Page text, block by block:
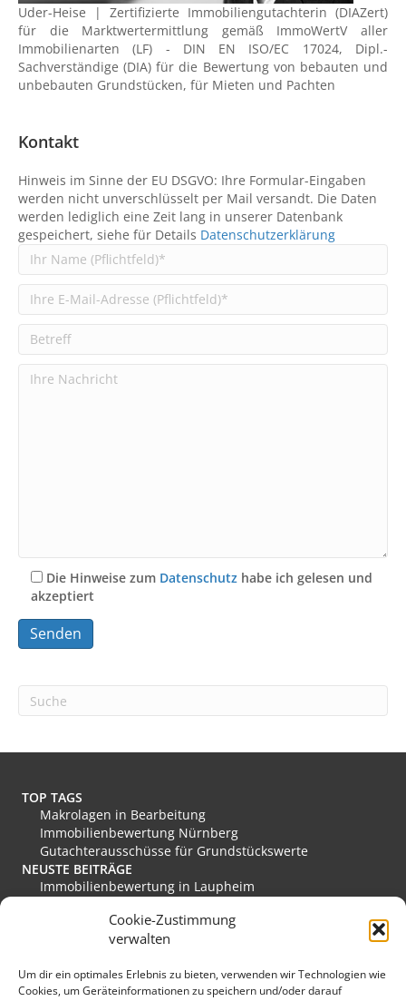
Cookie-Zustimmung
verwalten
Um dir ein optimales Erlebnis zu bieten, verwenden wir Technologien wie
Cookies, um Geräteinformationen zu speichern und/oder darauf
Uder-Heise | Zertifizierte Immobiliengutachterin (DIAZert)
für die Marktwertermittlung gemäß ImmoWertV aller
Immobilienarten (LF) - DIN EN ISO/EC 17024, Dipl.-
Sachverständige (DIA) für die Bewertung von bebauten und
unbebauten Grundstücken, für Mieten und Pachten
Kontakt
Hinweis im Sinne der EU DSGVO: Ihre Formular-Eingaben
werden nicht unverschlüsselt per Mail versandt. Die Daten
werden lediglich eine Zeit lang in unserer Datenbank
gespeichert, siehe für Details Datenschutzerklärung
Die Hinweise zum Datenschutz habe ich gelesen und
akzeptiert
l
e
n
tTOP TAGS
Makrolagen in Bearbeitung
Immobilienbewertung Nürnberg
Gutachterausschüsse für Grundstückswerte
NEUSTE BEITRÄGE
Immobilienbewertung in Laupheim
Immobilienbewertung in Edewecht
Immobilienbewertung in Stadthagen
Immobilienbewertung in Eislingen/Fils
MEINE FAVORITEN